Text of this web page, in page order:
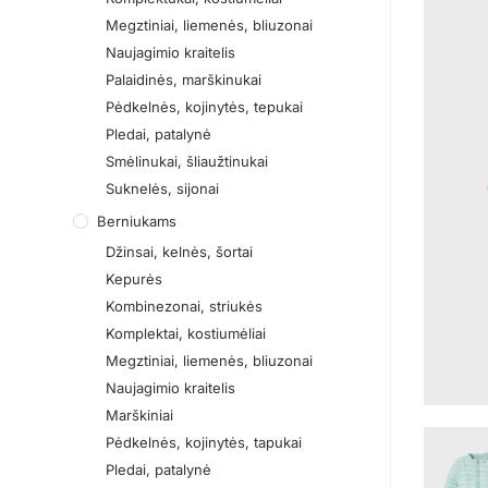
Megztiniai, liemenės, bliuzonai
Naujagimio kraitelis
Palaidinės, marškinukai
Pėdkelnės, kojinytės, tepukai
Pledai, patalynė
Smėlinukai, šliaužtinukai
Suknelės, sijonai
Berniukams
Džinsai, kelnės, šortai
Kepurės
Kombinezonai, striukės
Komplektai, kostiumėliai
Megztiniai, liemenės, bliuzonai
Naujagimio kraitelis
Marškiniai
Pėdkelnės, kojinytės, tapukai
Pledai, patalynė